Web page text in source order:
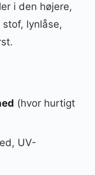
i den højere,
lynlåse,
(hvor hurtigt
UV-